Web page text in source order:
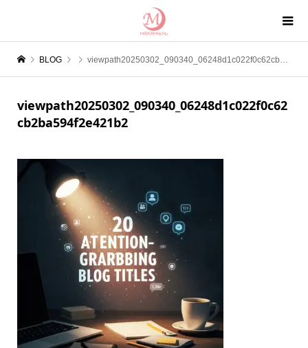
BLOG viewpath20250302_090340_06248d1c022f0c62cb2ba594f2e421b2
viewpath20250302_090340_06248d1c022f0c62
cb2ba594f2e421b2